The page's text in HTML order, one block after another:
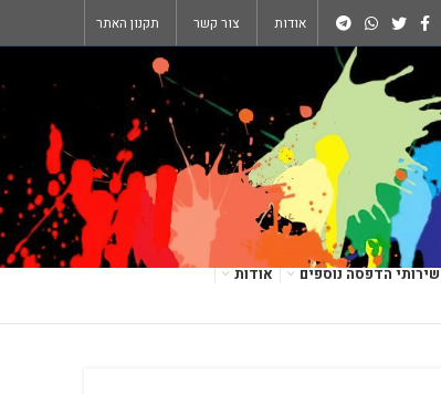
אודות צור קשר תקנון האתר
שירותי הדפסה נוספים אודות